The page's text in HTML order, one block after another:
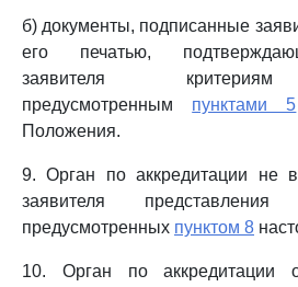
б) документы, подписанные
его печатью,
заявителя критериям
предусмотренным пунктами 5
Положения.
9. Орган по аккредитации не
заявителя
предусмотренных пунктом 8
10. Орган по аккредитации